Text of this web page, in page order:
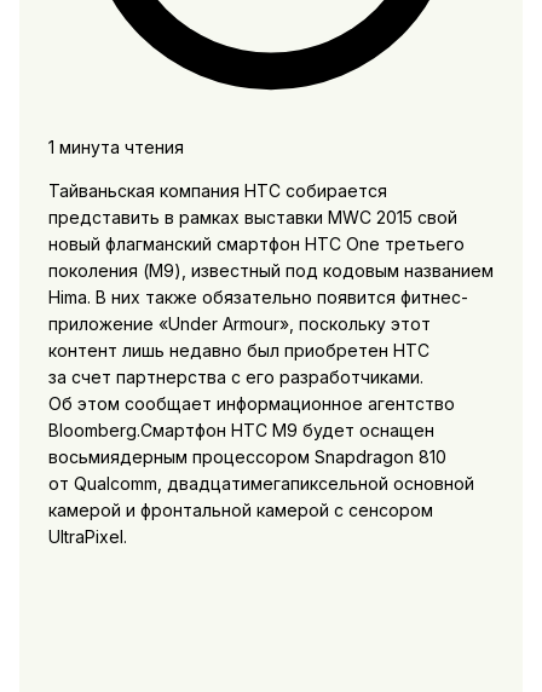
1 минута чтения
Тайваньская компания HTC собирается
представить в рамках выставки MWC 2015 свой
новый флагманский смартфон HTC One третьего
поколения (M9), известный под кодовым названием
Hima. В них также обязательно появится фитнес-
приложение «Under Armour», поскольку этот
контент лишь недавно был приобретен HTC
за счет партнерства с его разработчиками.
Об этом сообщает информационное агентство
Bloomberg.Смартфон HTC М9 будет оснащен
восьмиядерным процессором Snapdragon 810
от Qualcomm, двадцатимегапиксельной основной
камерой и фронтальной камерой с сенсором
UltraPixel.